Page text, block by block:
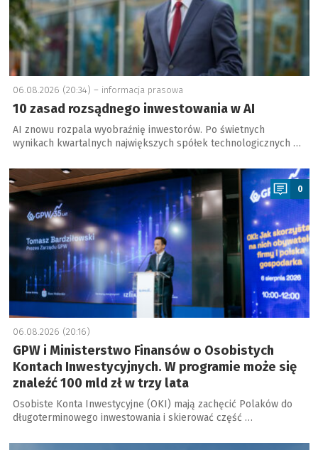
06.08.2026 (20:34) – informacja prasowa
10 zasad rozsądnego inwestowania w AI
AI znowu rozpala wyobraźnię inwestorów. Po świetnych
wynikach kwartalnych największych spółek technologicznych …
a
0
06.08.2026 (20:16)
GPW i Ministerstwo Finansów o Osobistych
Kontach Inwestycyjnych. W programie może się
znaleźć 100 mld zł w trzy lata
Osobiste Konta Inwestycyjne (OKI) mają zachęcić Polaków do
długoterminowego inwestowania i skierować część …
a